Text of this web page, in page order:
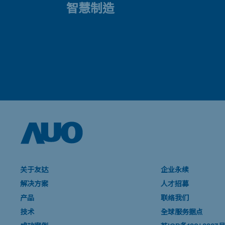
智慧制造
关于友达
解决方案
产品
技术
企业永续
人才招募
联络我们
全球服务据点